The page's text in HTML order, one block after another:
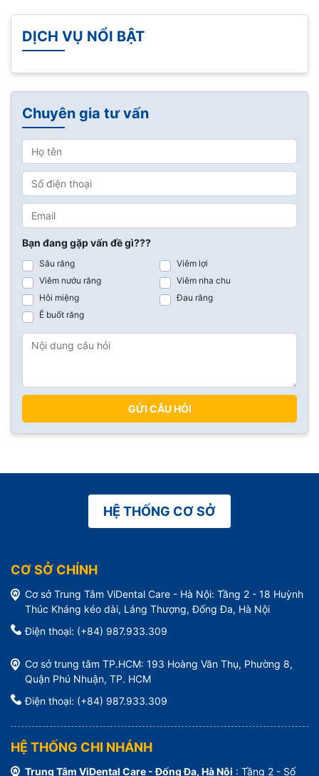
DỊCH VỤ NỔI BẬT
Chuyên gia tư vấn
Bạn đang gặp vấn đề gì???
Sâu răng
Viêm lợi
Viêm nướu răng
Viêm nha chu
Hôi miệng
Đau răng
Ê buốt răng
GỬI CÂU HỎI
HỆ THỐNG CƠ SỞ
CƠ SỞ CHÍNH
Cơ sở Trung Tâm ViDental Care - Hà Nội: Tầng 2 - 18 Huỳnh
Thúc Kháng kéo dài, Láng Thượng, Đống Đa, Hà Nội
Điện thoại: (+84) 987.933.309
Cơ sở trung tâm TP.HCM: 193 Hoàng Văn Thụ, Phường 8,
Quận Phú Nhuận, TP. HCM
Điện thoại: (+84) 987.933.309
HỆ THỐNG CHI NHÁNH
Trung Tâm ViDental Care - Đống Đa, Hà Nội : Tầng 2 - Số